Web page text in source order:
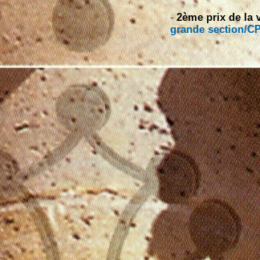
-2ème prix de la
grande section/